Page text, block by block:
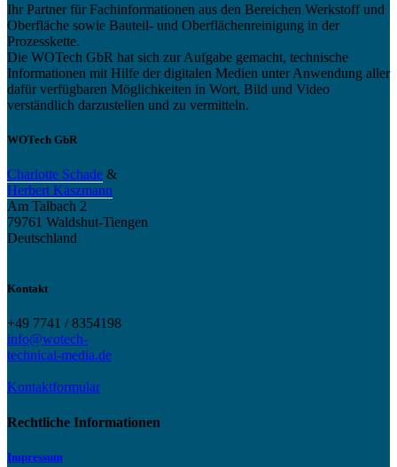
Ihr Partner für Fachinformationen aus den Bereichen Werkstoff und
Oberfläche sowie Bauteil- und Oberflächenreinigung in der
Prozesskette.
Die WOTech GbR hat sich zur Aufgabe gemacht, technische
Informationen mit Hilfe der digitalen Medien unter Anwendung aller
dafür verfügbaren Möglichkeiten in Wort, Bild und Video
verständlich darzustellen und zu vermitteln.
WOTech GbR
Charlotte Schade &
Herbert Käszmann
Am Talbach 2
79761 Waldshut-Tiengen
Deutschland
Kontakt
+49 7741 / 8354198
info@wotech-
technical-media.de
Kontaktformular
Rechtliche Informationen
Impressum